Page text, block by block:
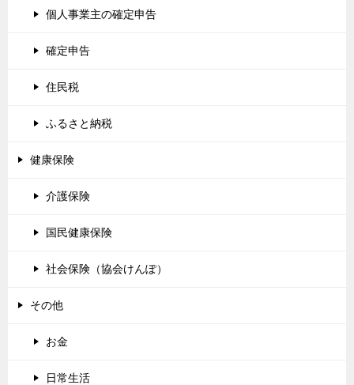
個人事業主の確定申告
確定申告
住民税
ふるさと納税
健康保険
介護保険
国民健康保険
社会保険（協会けんぽ）
その他
お金
日常生活